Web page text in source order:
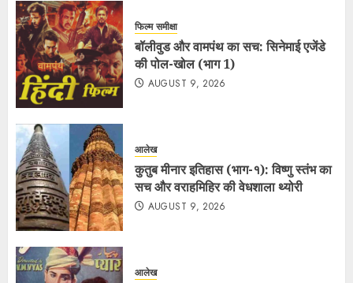
फिल्म समीक्षा
बॉलीवुड और वामपंथ का सच: सिनेमाई एजेंडे
की पोल-खोल (भाग 1)
AUGUST 9, 2026
आलेख
कुतुब मीनार इतिहास (भाग-१): विष्णु स्तंभ का
सच और वराहमिहिर की वेधशाला थ्योरी
AUGUST 9, 2026
आलेख